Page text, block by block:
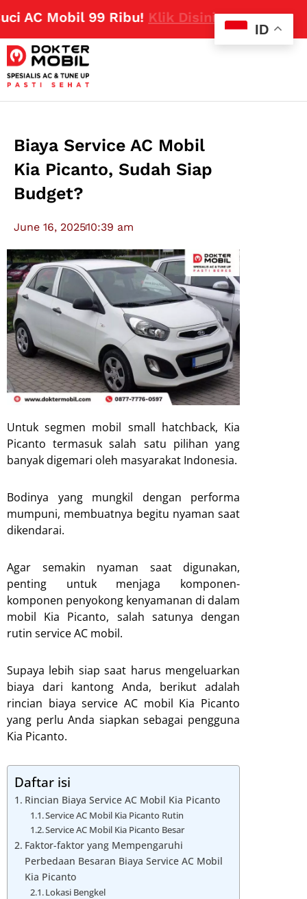
Mobil 99 Ribu!Klik Disini
Biaya Service AC Mobil
Kia Picanto, Sudah Siap
Budget?
June 16, 202510:39 am
Untuk segmen mobil small hatchback, Kia
Picanto termasuk salah satu pilihan yang
banyak digemari oleh masyarakat Indonesia.
Bodinya yang mungkil dengan performa
mumpuni, membuatnya begitu nyaman saat
dikendarai.
Agar semakin nyaman saat digunakan,
penting untuk menjaga komponen-
komponen penyokong kenyamanan di dalam
mobil Kia Picanto, salah satunya dengan
rutin service AC mobil.
Supaya lebih siap saat harus mengeluarkan
biaya dari kantong Anda, berikut adalah
rincian biaya service AC mobil Kia Picanto
yang perlu Anda siapkan sebagai pengguna
Kia Picanto.
Daftar isi
Rincian Biaya Service AC Mobil Kia Picanto
Service AC Mobil Kia Picanto Rutin
Service AC Mobil Kia Picanto Besar
Faktor-faktor yang Mempengaruhi
Perbedaan Besaran Biaya Service AC Mobil
Kia Picanto
Lokasi Bengkel
ID